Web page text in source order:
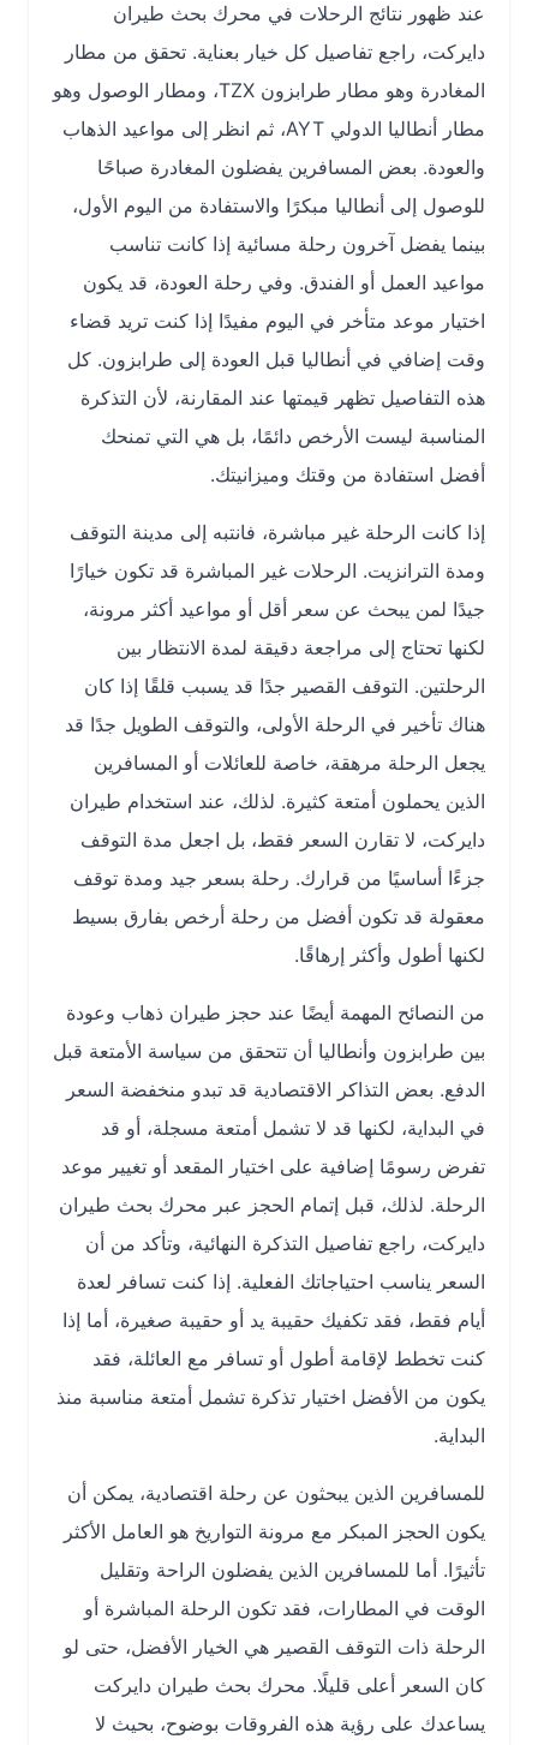
عند ظهور نتائج الرحلات في محرك بحث طيران
دايركت، راجع تفاصيل كل خيار بعناية. تحقق من مطار
المغادرة وهو مطار طرابزون TZX، ومطار الوصول وهو
مطار أنطاليا الدولي AYT، ثم انظر إلى مواعيد الذهاب
والعودة. بعض المسافرين يفضلون المغادرة صباحًا
للوصول إلى أنطاليا مبكرًا والاستفادة من اليوم الأول،
بينما يفضل آخرون رحلة مسائية إذا كانت تناسب
مواعيد العمل أو الفندق. وفي رحلة العودة، قد يكون
اختيار موعد متأخر في اليوم مفيدًا إذا كنت تريد قضاء
وقت إضافي في أنطاليا قبل العودة إلى طرابزون. كل
هذه التفاصيل تظهر قيمتها عند المقارنة، لأن التذكرة
المناسبة ليست الأرخص دائمًا، بل هي التي تمنحك
أفضل استفادة من وقتك وميزانيتك.
إذا كانت الرحلة غير مباشرة، فانتبه إلى مدينة التوقف
ومدة الترانزيت. الرحلات غير المباشرة قد تكون خيارًا
جيدًا لمن يبحث عن سعر أقل أو مواعيد أكثر مرونة،
لكنها تحتاج إلى مراجعة دقيقة لمدة الانتظار بين
الرحلتين. التوقف القصير جدًا قد يسبب قلقًا إذا كان
هناك تأخير في الرحلة الأولى، والتوقف الطويل جدًا قد
يجعل الرحلة مرهقة، خاصة للعائلات أو المسافرين
الذين يحملون أمتعة كثيرة. لذلك، عند استخدام طيران
دايركت، لا تقارن السعر فقط، بل اجعل مدة التوقف
جزءًا أساسيًا من قرارك. رحلة بسعر جيد ومدة توقف
معقولة قد تكون أفضل من رحلة أرخص بفارق بسيط
لكنها أطول وأكثر إرهاقًا.
من النصائح المهمة أيضًا عند حجز طيران ذهاب وعودة
بين طرابزون وأنطاليا أن تتحقق من سياسة الأمتعة قبل
الدفع. بعض التذاكر الاقتصادية قد تبدو منخفضة السعر
في البداية، لكنها قد لا تشمل أمتعة مسجلة، أو قد
تفرض رسومًا إضافية على اختيار المقعد أو تغيير موعد
الرحلة. لذلك، قبل إتمام الحجز عبر محرك بحث طيران
دايركت، راجع تفاصيل التذكرة النهائية، وتأكد من أن
السعر يناسب احتياجاتك الفعلية. إذا كنت تسافر لعدة
أيام فقط، فقد تكفيك حقيبة يد أو حقيبة صغيرة، أما إذا
كنت تخطط لإقامة أطول أو تسافر مع العائلة، فقد
يكون من الأفضل اختيار تذكرة تشمل أمتعة مناسبة منذ
البداية.
للمسافرين الذين يبحثون عن رحلة اقتصادية، يمكن أن
يكون الحجز المبكر مع مرونة التواريخ هو العامل الأكثر
تأثيرًا. أما للمسافرين الذين يفضلون الراحة وتقليل
الوقت في المطارات، فقد تكون الرحلة المباشرة أو
الرحلة ذات التوقف القصير هي الخيار الأفضل، حتى لو
كان السعر أعلى قليلًا. محرك بحث طيران دايركت
يساعدك على رؤية هذه الفروقات بوضوح، بحيث لا